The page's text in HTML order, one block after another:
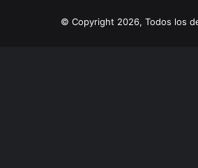
© Copyright 2026, Todos los